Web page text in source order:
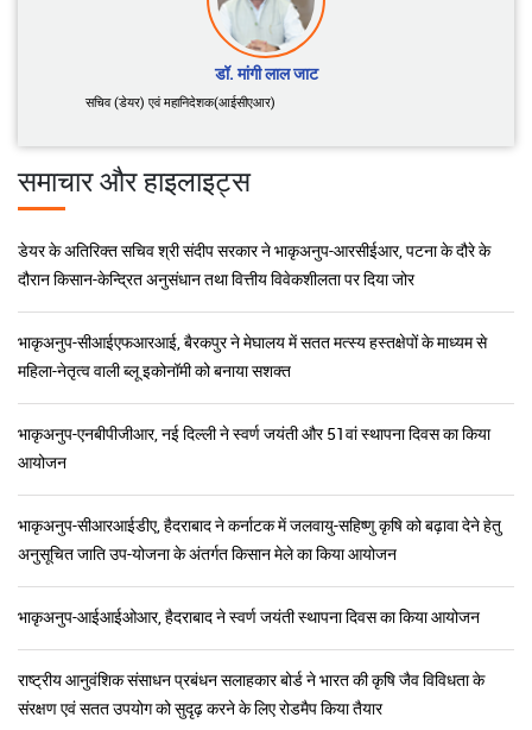
समाचार और हाइलाइट्स
डेयर के अतिरिक्त सचिव श्री संदीप सरकार ने भाकृअनुप-आरसीईआर, पटना के दौरे के
दौरान किसान-केन्द्रित अनुसंधान तथा वित्तीय विवेकशीलता पर दिया जोर
भाकृअनुप-सीआईएफआरआई, बैरकपुर ने मेघालय में सतत मत्स्य हस्तक्षेपों के माध्यम से
महिला-नेतृत्व वाली ब्लू इकोनॉमी को बनाया सशक्त
भाकृअनुप-एनबीपीजीआर, नई दिल्ली ने स्वर्ण जयंती और 51वां स्थापना दिवस का किया
आयोजन
भाकृअनुप-सीआरआईडीए, हैदराबाद ने कर्नाटक में जलवायु-सहिष्णु कृषि को बढ़ावा देने हेतु
अनुसूचित जाति उप-योजना के अंतर्गत किसान मेले का किया आयोजन
श्री रामनाथ ठाकुर
केंद्रीय कृषि एवं किसान कल्याण राज्य मंत्री
डॉ. मांगी लाल जाट
सचिव (डेयर) एवं महानिदेशक(आईसीएआर)